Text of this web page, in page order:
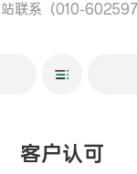
联系（010-
客户认可